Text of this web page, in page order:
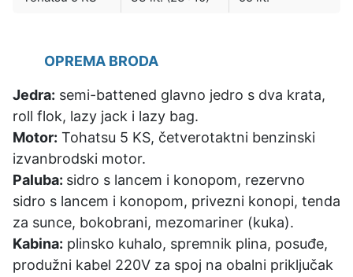
OPREMA BRODA
Jedra: semi-battened glavno jedro s dva krata,
roll flok, lazy jack i lazy bag.
Motor: Tohatsu 5 KS, četverotaktni benzinski
izvanbrodski motor.
Paluba: sidro s lancem i konopom, rezervno
sidro s lancem i konopom, privezni konopi, tenda
za sunce, bokobrani, mezomariner (kuka).
Kabina: plinsko kuhalo, spremnik plina, posuđe,
produžni kabel 220V za spoj na obalni priključak